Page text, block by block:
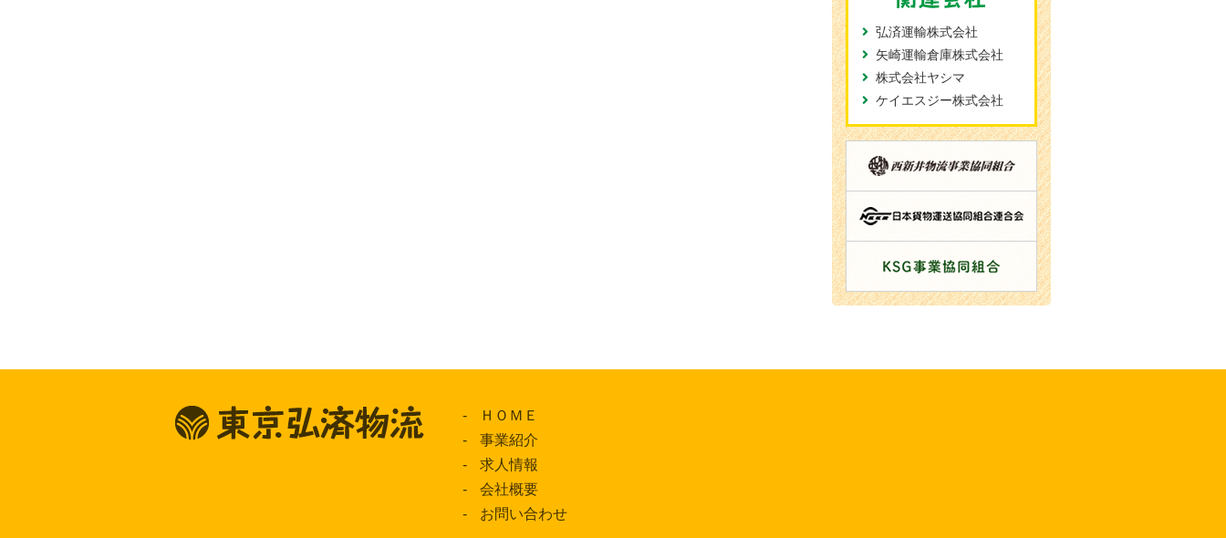
弘済運輸株式会社
矢崎運輸倉庫株式会社
株式会社ヤシマ
ケイエスジー株式会社
ＨＯＭＥ
事業紹介
求人情報
会社概要
お問い合わせ